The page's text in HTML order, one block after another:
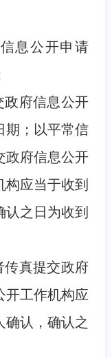
息公开申请
府信息公开
期；以平常信
政府信息公开
应当于收到
之日为收到
真提交政府
开工作机构应
确认，确认之